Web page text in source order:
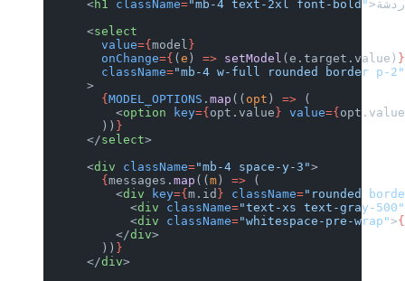
      <
h1 className="mb-4 text-2xl font-bold"
      <
select
        value
={model
        onChange
={ ( e ) => setModel (e.target.value)
        className
="mb-4 w-full rounded border p-
      >
        {
MODEL_OPTIONS .map ((opt ) =>
(
          <
option key={opt.value value={
        ))
      </
select
      <
div className="mb-4 space-y-3"
        {
messages.map (( m ) =>
(
          <
div key={ m.id className= "rounded
            <
div className="text-xs text-gray-
            <
div className="whitespace-pre-wrap">
          </
div
        ))
      </
div